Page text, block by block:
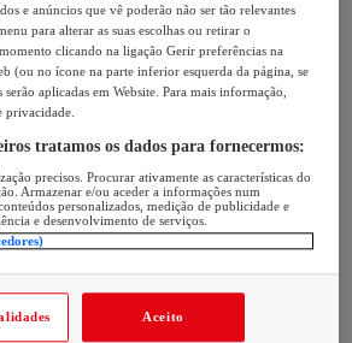
e anúncios que vê poderão não ser tão relevantes
para alterar as suas escolhas ou retirar o
clicando na ligação Gerir preferências na
(ou no ícone na parte inferior esquerda da página, se
serão aplicadas em Website. Para mais informação,
privacidade.
tratamos os dados para fornecermos:
precisos. Procurar ativamente as características do
Armazenar e/ou aceder a informações num
personalizados, medição de publicidade e
e desenvolvimento de serviços.
Aceito